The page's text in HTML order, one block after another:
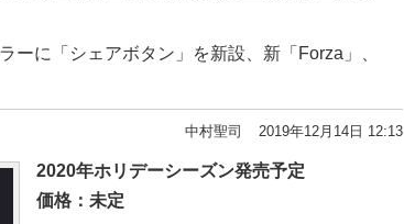
ーに「シェアボタン」を新設、新「Forza」、
中村聖司 2019年12月14日 12:13
2020年ホリデーシーズン発売予定
価格：未定